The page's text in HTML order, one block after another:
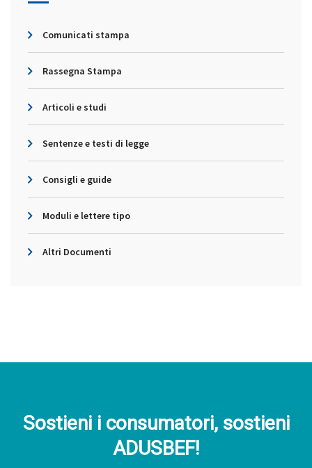
Comunicati stampa
Rassegna Stampa
Articoli e studi
Sentenze e testi di legge
Consigli e guide
Moduli e lettere tipo
Altri Documenti
Sostieni i consumatori, sostieni
ADUSBEF!